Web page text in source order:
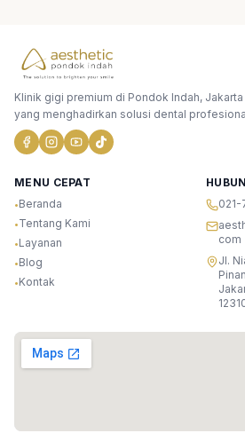
Klinik gigi premium di Pondok Indah, Jakarta
yang menghadirkan solusi dental
MENU CEPAT
•Beranda
•Tentang Kami
•Layanan
•Blog
•Kontak
com
Jl.